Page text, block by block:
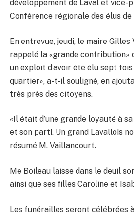
développement de Laval et vice-
Conférence régionale des élus de
En entrevue, jeudi, le maire
rappelé la «grande contribution»
un exploit d’avoir été élu sept
quartier», a-t-il souligné, en
très près des citoyens.
«Il était d’une grande loyauté à
et son parti. Un grand Lavallois
résumé M. Vaillancourt.
Me Boileau laisse dans le deuil
ainsi que ses filles Caroline et
Les funérailles seront célébrées